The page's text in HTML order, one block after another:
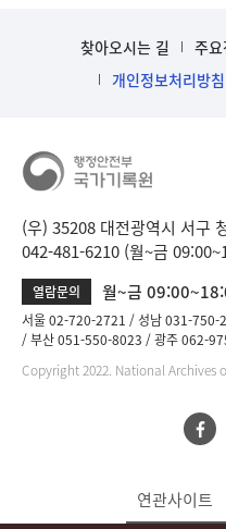
찾아오시는 길 주
개인정보처리방침
(우) 35208 대전광역시 서구
042-481-6210 (월~금
열람문의 월~금
서울 02-720-2721 성남 031-750-
부산 051-550-8023
광주 062-
Copyright 2022. National Archives
연관사이트